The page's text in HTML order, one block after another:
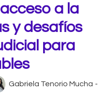
a la
y desafíos
para
Gabriela Tenorio Mucha -